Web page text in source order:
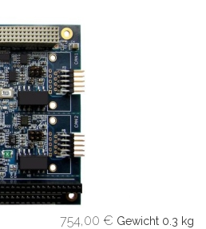
754,00 € Gewicht 0.3 kg